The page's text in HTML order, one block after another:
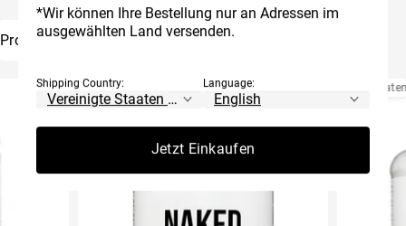
ProteinpulverTägliche Essentials
Bestseller Nur 3
Bestseller Nur 1 Zutat
*Wir können Ihre Bestellung nur an Adressen im
ausgewählten Land versenden.
Shipping Country: Language:
Jetzt Einkaufen